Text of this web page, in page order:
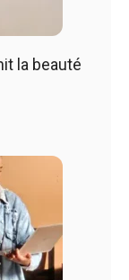
la beauté